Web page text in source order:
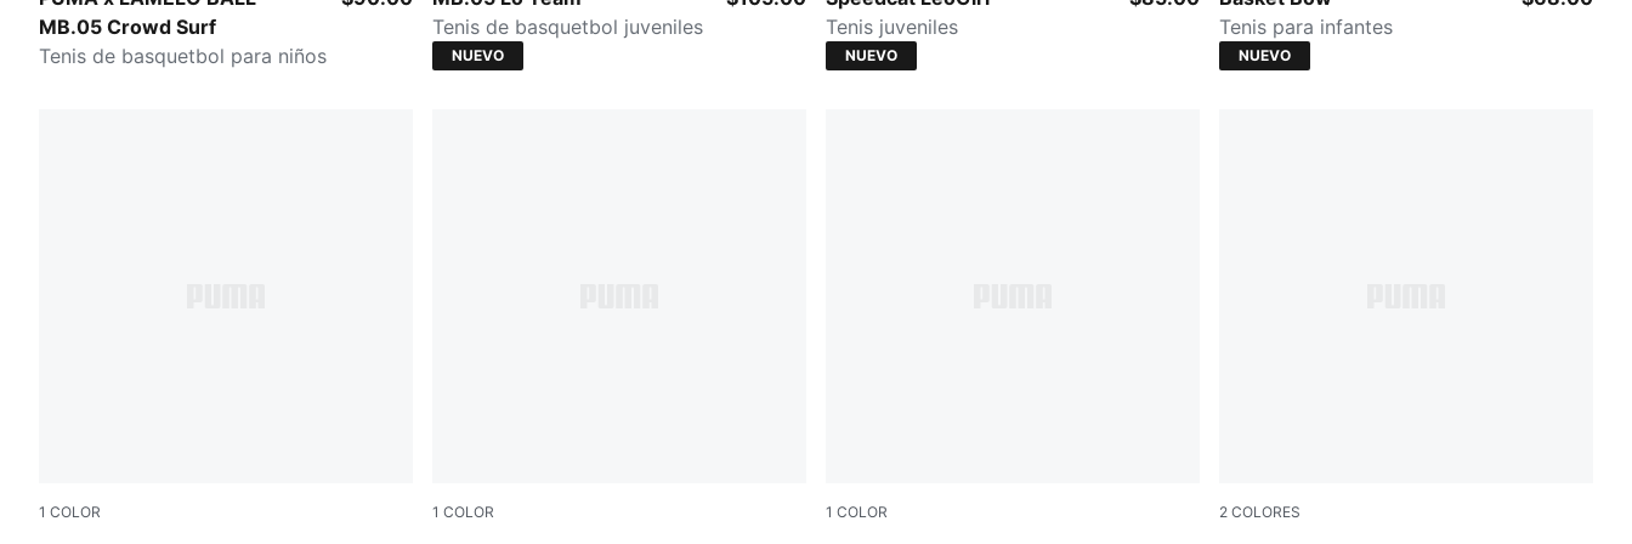
MB.05 Crowd Surf
Tenis de basquetbol para niños
Tenis de basquetbol juveniles
NUEVO
Tenis juveniles
NUEVO
Tenis para infantes
NUEVO
1 COLOR 1 COLOR 1 COLOR 2 COLORES